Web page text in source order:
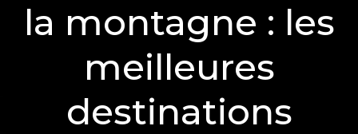
la montagne : les
meilleures
destinations